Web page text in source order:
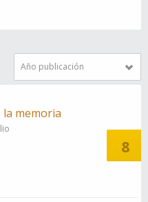
Año publicación
la memoria
8